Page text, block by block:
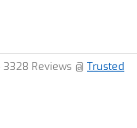
3328 Reviews @ Trusted